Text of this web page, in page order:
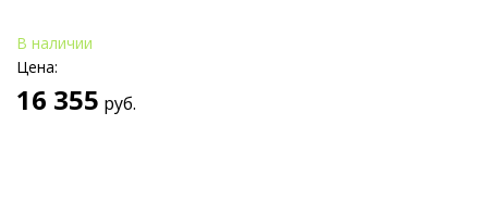
В наличии
Цена:
16 355 руб.